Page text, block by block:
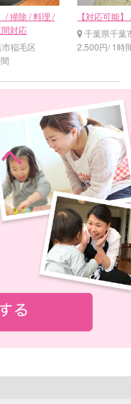
/ 掃除 / 料理 /
対応
稲毛区
【対応可能
千葉県千葉
2,500円/ 1時